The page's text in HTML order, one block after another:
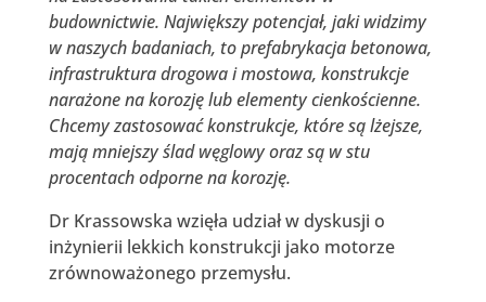
budownictwie. Największy potencjał, jaki widzimy
w naszych badaniach, to prefabrykacja betonowa,
infrastruktura drogowa i mostowa, konstrukcje
narażone na korozję lub elementy cienkościenne.
Chcemy zastosować konstrukcje, które są lżejsze,
mają mniejszy ślad węglowy oraz są w stu
procentach odporne na korozję.
Dr Krassowska wzięła udział w dyskusji o
inżynierii lekkich konstrukcji jako motorze
zrównoważonego przemysłu.